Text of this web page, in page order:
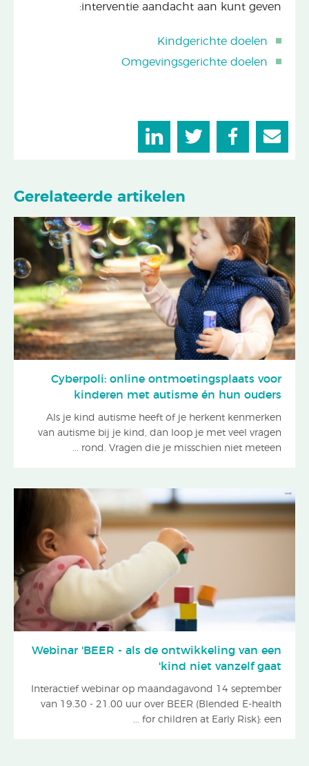
interventie aandacht aan kunt geven:
Kindgerichte doelen
Omgevingsgerichte doelen
Gerelateerde artikelen
Cyberpoli: online ontmoetingsplaats voor
kinderen met autisme én hun ouders
Als je kind autisme heeft of je herkent kenmerken
van autisme bij je kind, dan loop je met veel vragen
rond. Vragen die je misschien niet meteen ...
Webinar 'BEER - als de ontwikkeling van een
kind niet vanzelf gaat'
Interactief webinar op maandagavond 14 september
van 19.30 - 21.00 uur over BEER (Blended E-health
for children at Early Risk): een ...